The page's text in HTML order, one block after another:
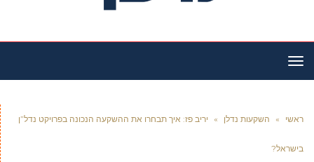
תפריט
ראשי » השקעות נדלן » יריב פז: איך תבחרו את ההשקעה הנכונה בפרויקט נדל”ן
בישראל?